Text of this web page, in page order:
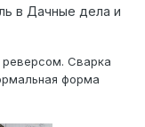
в Дачные дела и
Сварка
форма